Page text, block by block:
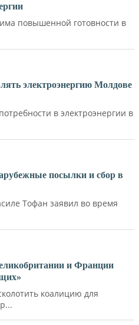
повышенной готовности в
электроэнергию Молдове
в электроэнергии в
посылки и сбор в
Тофан заявил во время
и Франции
коалицию для